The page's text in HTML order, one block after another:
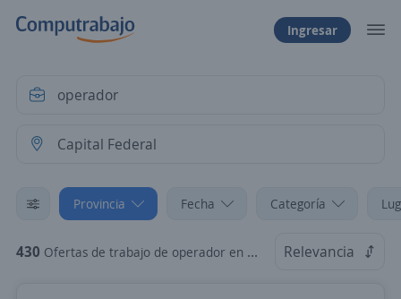
Ingresar
Provincia Fecha Categoría
430 Ofertas de trabajo de operador en Capital Federal Relevancia